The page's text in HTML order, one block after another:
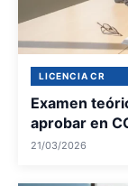
LICENCIA CR
Examen
aprobar en
21/03/2026